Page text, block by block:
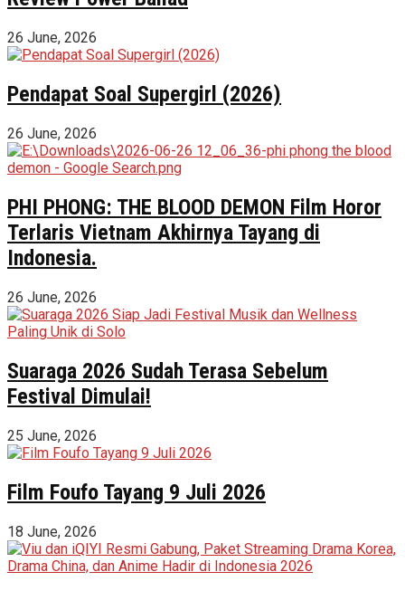
26 June, 2026
Pendapat Soal Supergirl (2026)
26 June, 2026
PHI PHONG: THE BLOOD DEMON Film Horor
Terlaris Vietnam Akhirnya Tayang di
Indonesia.
26 June, 2026
Suaraga 2026 Sudah Terasa Sebelum
Festival Dimulai!
25 June, 2026
Film Foufo Tayang 9 Juli 2026
18 June, 2026